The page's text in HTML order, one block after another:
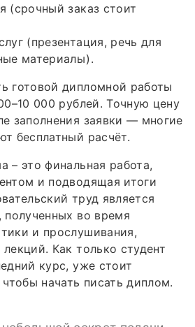
(срочный заказ стоит
(презентация, речь для
материалы).
готовой дипломной работы
000 рублей. Точную цену
заполнения заявки — многие
бесплатный расчёт.
– это финальная работа,
и подводящая итоги
труд является
полученных во время
и прослушивания,
Как только студент
курс, уже стоит
начать писать диплом.